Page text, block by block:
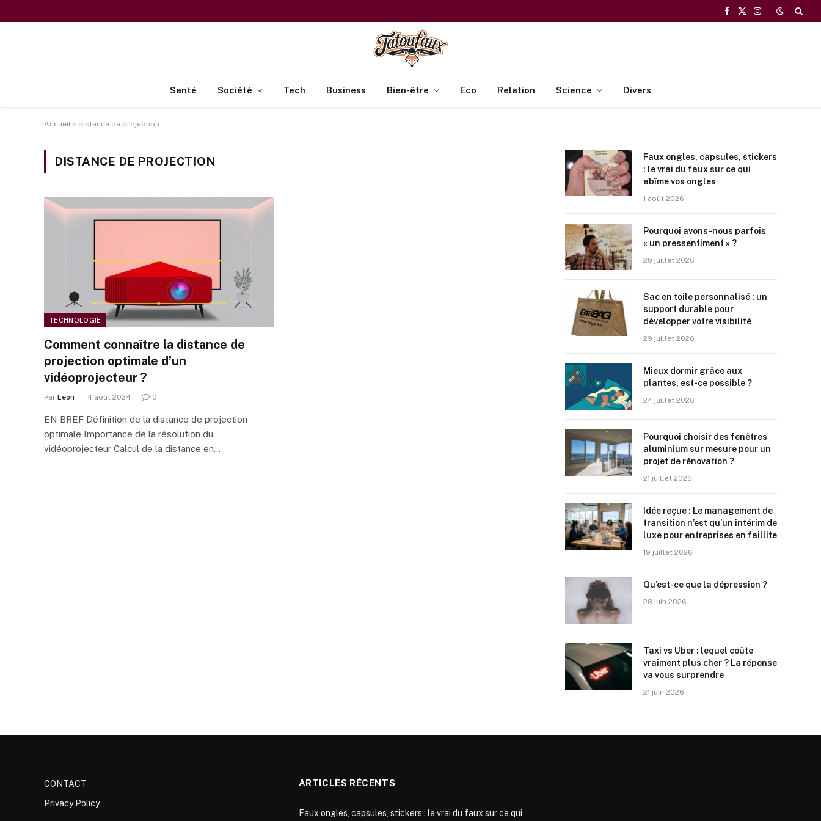
Facebook
X
Instagram
Santé Société Tech Business Bien-être Eco Relation Science Divers
Accueil » distance de projection
DISTANCE DE PROJECTION
TECHNOLOGIE
Comment connaître la distance de
projection optimale d’un
vidéoprojecteur ?
Par Leon 4 août 2024 0
EN BREF Définition de la distance de projection
optimale Importance de la résolution du
vidéoprojecteur Calcul de la distance en…
Faux ongles, capsules, stickers
: le vrai du faux sur ce qui
abîme vos ongles
1 août 2026
Pourquoi avons-nous parfois
« un pressentiment » ?
29 juillet 2026
Sac en toile personnalisé : un
support durable pour
développer votre visibilité
29 juillet 2026
Mieux dormir grâce aux
plantes, est-ce possible ?
24 juillet 2026
Pourquoi choisir des fenêtres
aluminium sur mesure pour un
projet de rénovation ?
21 juillet 2026
Idée reçue : Le management de
transition n’est qu’un intérim de
luxe pour entreprises en faillite
19 juillet 2026
Qu’est-ce que la dépression ?
28 juin 2026
Taxi vs Uber : lequel coûte
vraiment plus cher ? La réponse
va vous surprendre
21 juin 2026
CONTACT
Privacy Policy
ARTICLES RÉCENTS
Faux ongles, capsules, stickers : le vrai du faux sur ce qui